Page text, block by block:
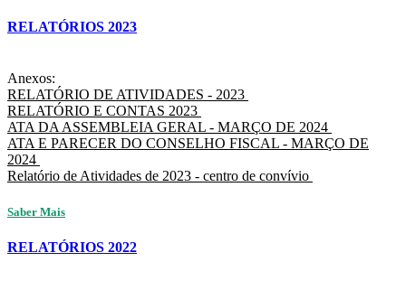
RELATÓRIOS 2023
Anexos:
RELATÓRIO DE ATIVIDADES - 2023
RELATÓRIO E CONTAS 2023
ATA DA ASSEMBLEIA GERAL - MARÇO DE 2024
ATA E PARECER DO CONSELHO FISCAL - MARÇO DE
2024
Relatório de Atividades de 2023 - centro de convívio
Saber Mais
RELATÓRIOS 2022